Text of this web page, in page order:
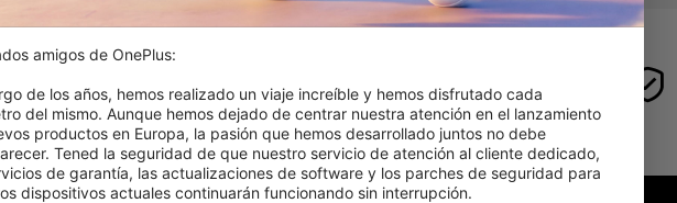
Envío gratis en devoluciones
de terminales
amigos de OnePlus:
de los años, hemos realizado un viaje increíble y hemos disfrutado cada
del mismo. Aunque hemos dejado de centrar nuestra atención en el lanzamiento
productos en Europa, la pasión que hemos desarrollado juntos no debe
Tened la seguridad de que nuestro servicio de atención al cliente dedicado,
de garantía, las actualizaciones de software y los parches de seguridad para
dispositivos actuales continuarán funcionando sin interrupción.